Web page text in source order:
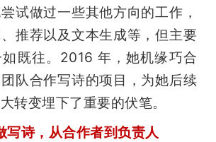
试做过一些其他方向的工作，
推荐以及文本生成等，但主要
既往。2016 年，她机缘巧合
队合作写诗的项目，为她后续
转变埋下了重要的伏笔。
写诗，从合作者到负责人